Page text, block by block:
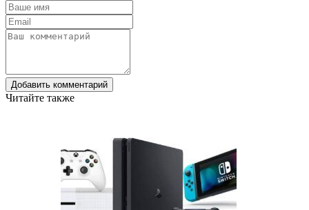
Добавить комментарий
Читайте также